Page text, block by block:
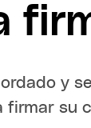
y
firmar su